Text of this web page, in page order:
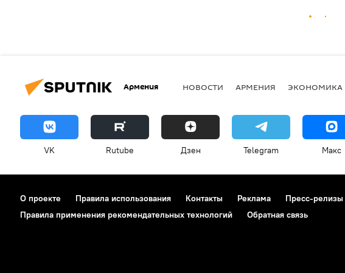
Армения НОВОСТИ АРМЕНИЯ ЭКОНОМИКА
VK Rutube Дзен Telegram Макс
О проекте Правила использования Контакты Реклама Пресс-релизы
Правила применения рекомендательных технологий
Обратная связь